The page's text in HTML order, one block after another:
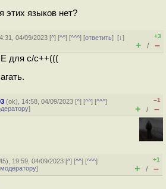
этих языков нет?
04/09/2023 [^] [^^] [^^^] [ответить][↓]
+3
+ / –
для c/c++(((
(ok), 14:58, 04/09/2023 [^] [^^] [^^^]
]
–1
+ / –
), 19:59, 04/09/2023 [^] [^^] [^^^]
]
+1
+ / –